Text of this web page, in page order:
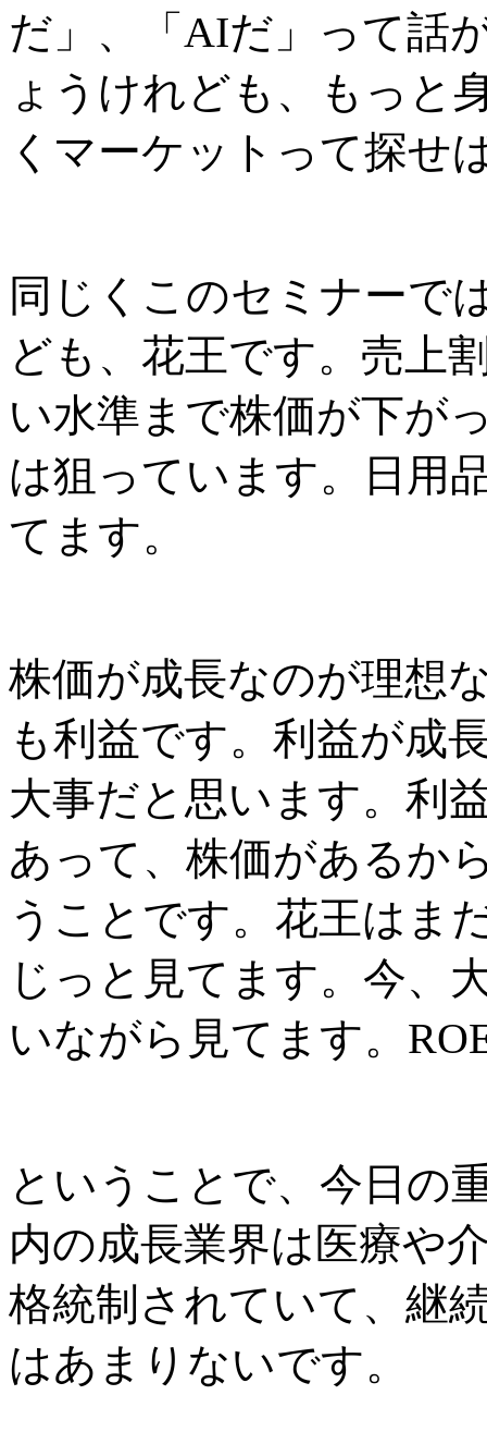
だ」、「 AIだ」って話
ょうけれども、もっと
くマーケットって探せ
同じくこのセミナーで
ども、花王です。売上
い水準まで株価が下が
は狙っています。日用
てます。
株価が成長なのが理想
も利益です。利益が成
大事だと思います。利
あって、株価があるか
うことです。花王はま
じっと見てます。今、
いながら見てます。
ということで、今日の
内の成長業界は医療や
格統制されていて、継
はあまりないです。